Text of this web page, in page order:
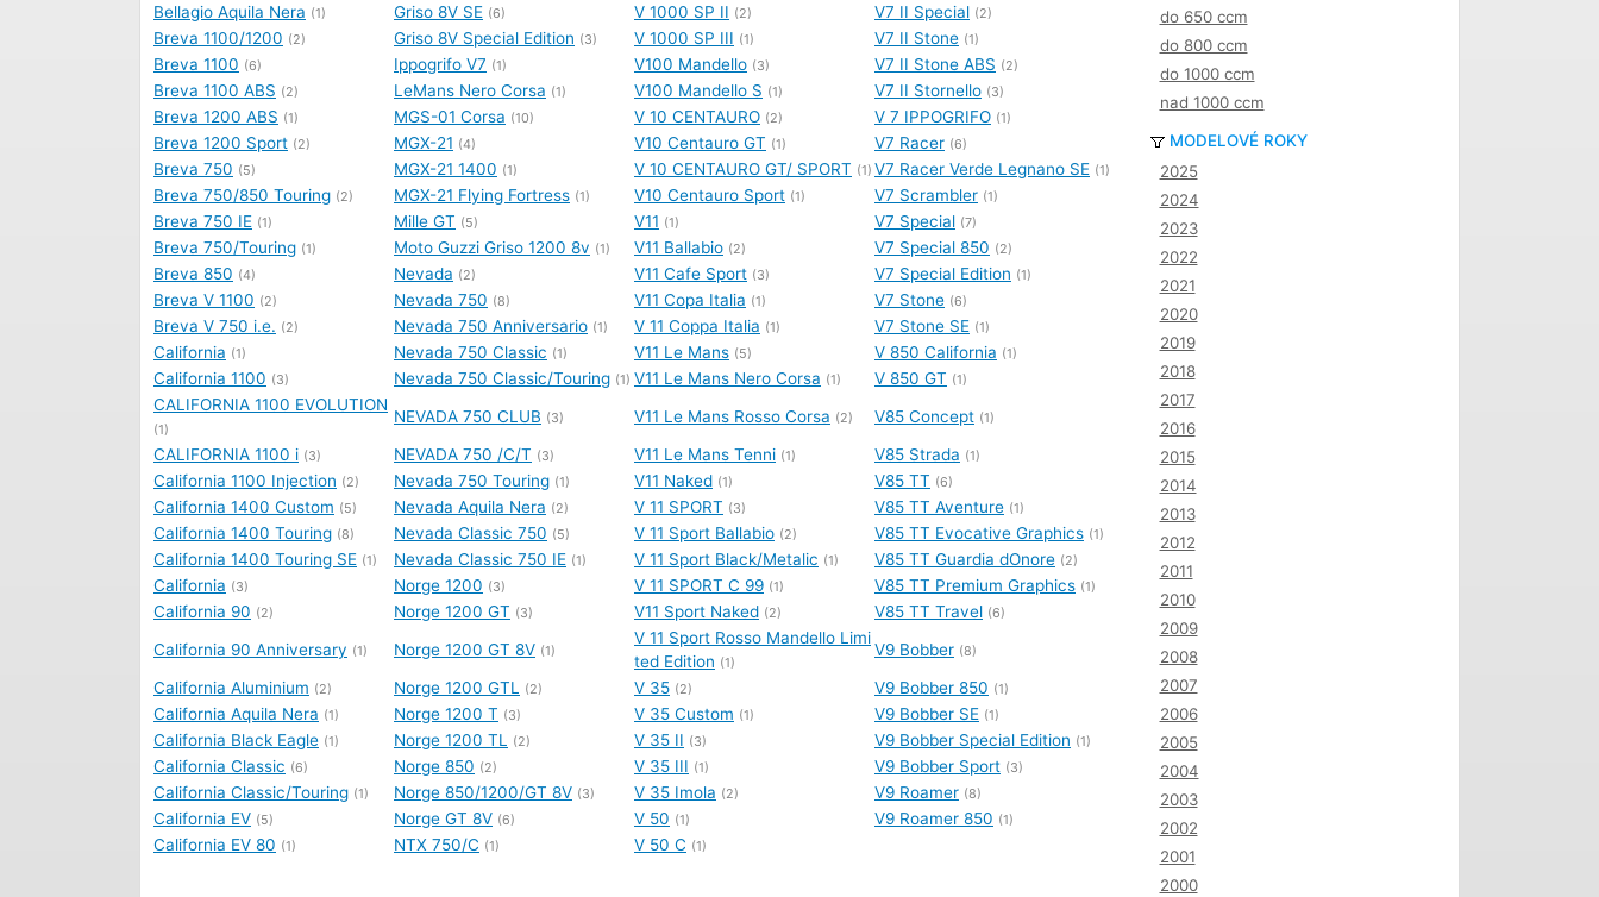
Bellagio Aquila Nera (1) Griso 8V SE (6) V 1000 SP II (2) V7 II Special (2)
Breva 1100/1200 (2) Griso 8V Special Edition (3) V 1000 SP III (1) V7 II Stone (1)
Breva 1100 (6) Ippogrifo V7 (1) V100 Mandello (3) V7 II Stone ABS (2)
Breva 1100 ABS (2) LeMans Nero Corsa (1) V100 Mandello S (1) V7 II Stornello (3)
Breva 1200 ABS (1) MGS-01 Corsa (10) V 10 CENTAURO (2) V 7 IPPOGRIFO (1)
Breva 1200 Sport (2) MGX-21 (4) V10 Centauro GT (1) V7 Racer (6)
Breva 750 (5) MGX-21 1400 (1) V 10 CENTAURO GT/ SPORT (1) V7 Racer Verde Legnano SE (1)
Breva 750/850 Touring (2) MGX-21 Flying Fortress (1) V10 Centauro Sport (1) V7 Scrambler (1)
Breva 750 IE (1) Mille GT (5) V11 (1) V7 Special (7)
Breva 750/Touring (1) Moto Guzzi Griso 1200 8v (1) V11 Ballabio (2) V7 Special 850 (2)
Breva 850 (4) Nevada (2) V11 Cafe Sport (3) V7 Special Edition (1)
Breva V 1100 (2) Nevada 750 (8) V11 Copa Italia (1) V7 Stone (6)
Breva V 750 i.e. (2) Nevada 750 Anniversario (1) V 11 Coppa Italia (1) V7 Stone SE (1)
California (1) Nevada 750 Classic (1) V11 Le Mans (5) V 850 California (1)
California 1100 (3) Nevada 750 Classic/Touring (1) V11 Le Mans Nero Corsa (1) V 850 GT (1)
CALIFORNIA 1100 EVOLUTION
(1)
NEVADA 750 CLUB (3) V11 Le Mans Rosso Corsa (2) V85 Concept (1)
CALIFORNIA 1100 i (3) NEVADA 750 /C/T (3) V11 Le Mans Tenni (1) V85 Strada (1)
California 1100 Injection (2) Nevada 750 Touring (1) V11 Naked (1) V85 TT (6)
California 1400 Custom (5) Nevada Aquila Nera (2) V 11 SPORT (3) V85 TT Aventure (1)
California 1400 Touring (8) Nevada Classic 750 (5) V 11 Sport Ballabio (2) V85 TT Evocative Graphics (1)
California 1400 Touring SE (1) Nevada Classic 750 IE (1) V 11 Sport Black/Metalic (1) V85 TT Guardia dOnore (2)
California (3) Norge 1200 (3) V 11 SPORT C 99 (1) V85 TT Premium Graphics (1)
California 90 (2) Norge 1200 GT (3) V11 Sport Naked (2) V85 TT Travel (6)
California 90 Anniversary (1) Norge 1200 GT 8V (1)
V 11 Sport Rosso Mandello Limi
ted Edition (1)
V9 Bobber (8)
California Aluminium (2) Norge 1200 GTL (2) V 35 (2) V9 Bobber 850 (1)
California Aquila Nera (1) Norge 1200 T (3) V 35 Custom (1) V9 Bobber SE (1)
California Black Eagle (1) Norge 1200 TL (2) V 35 II (3) V9 Bobber Special Edition (1)
California Classic (6) Norge 850 (2) V 35 III (1) V9 Bobber Sport (3)
California Classic/Touring (1) Norge 850/1200/GT 8V (3) V 35 Imola (2) V9 Roamer (8)
California EV (5) Norge GT 8V (6) V 50 (1) V9 Roamer 850 (1)
California EV 80 (1) NTX 750/C (1) V 50 C (1)
do 650 ccm
do 800 ccm
do 1000 ccm
nad 1000 ccm
MODELOVÉ ROKY
2025
2024
2023
2022
2021
2020
2019
2018
2017
2016
2015
2014
2013
2012
2011
2010
2009
2008
2007
2006
2005
2004
2003
2002
2001
2000